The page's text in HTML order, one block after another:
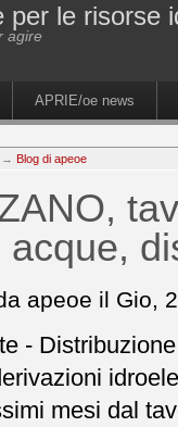
per le risorse
agire
APRIE/oe news
→ Blog di apeoe
acque,
apeoe il Gio,
-
mesi dal